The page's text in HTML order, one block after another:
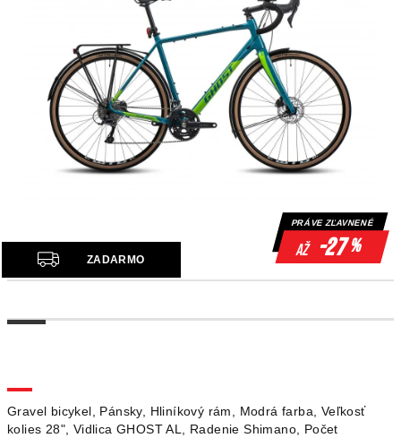
Gravel bicykel, Pánsky, Hliníkový rám, Modrá farba, Veľkosť
kolies 28", Vidlica GHOST AL, Radenie Shimano, Počet
Z
A
A
ZADARMO
PRÁVE ZĽAVNENÉ
až -27%